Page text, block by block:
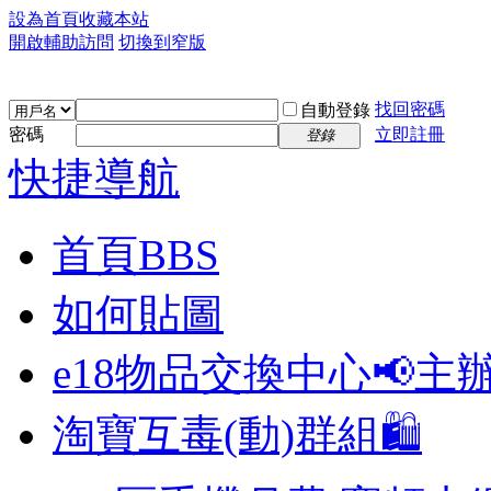
設為首頁收藏本站
開啟輔助訪問 切換到窄版
自動登錄 找回密碼
密碼
登錄 立即註冊
快捷導航
首頁BBS
如何貼圖
e18物品交換中心📢主
淘寶互毒(動)群組🛍️